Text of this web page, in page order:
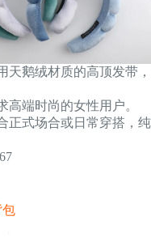
天鹅绒材质的高顶发带
高端时尚的女性用户。
正式场合或日常穿搭，
包